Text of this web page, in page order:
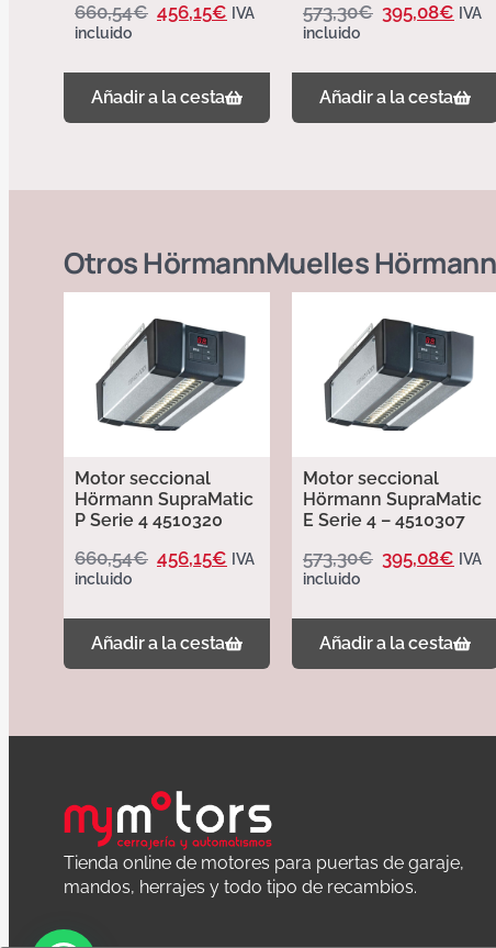
660,54€ 456,15€ IVA
incluido
Añadir a la cesta
573,30€ 395,08€ IVA
incluido
Añadir a la cesta
OtrosHörmannMuelles Hörmann
Motor seccional
Hörmann SupraMatic
P Serie 4 4510320
660,54€ 456,15€ IVA
incluido
Añadir a la cesta
Motor seccional
Hörmann SupraMatic
E Serie 4 – 4510307
573,30€ 395,08€ IVA
incluido
Añadir a la cesta
Tienda online de motores para puertas de garaje,
mandos, herrajes y todo tipo de recambios.